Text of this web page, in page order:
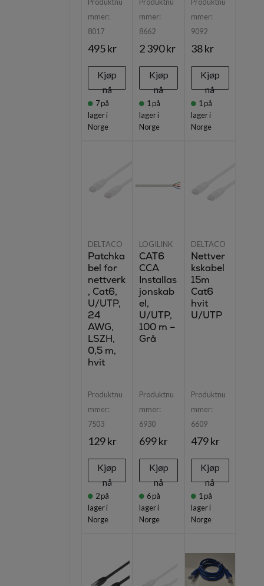
mmer:
8017
495 kr
Kjøp
nå
7på
lager i
Norge
mmer:
8662
2 390 kr
Kjøp
nå
1 på
lager i
Norge
mmer:
9092
38 kr
Kjøp
nå
1 på
lager i
Norge
DELTACO
Patchka
bel for
nettverk
, Cat6,
U/UTP,
24
AWG,
LSZH,
0,5 m,
hvit
Produktnu
mmer:
7503
129 kr
Kjøp
nå
2på
lager i
Norge
LOGILINK
CAT6
CCA
Installas
jonskab
el,
U/UTP,
100 m –
Grå
Produktnu
mmer:
6930
699 kr
Kjøp
nå
6på
lager i
Norge
DELTACO
Nettver
kskabel
15m
Cat6
hvit
U/UTP
Produktnu
mmer:
6609
479 kr
Kjøp
nå
1 på
lager i
Norge